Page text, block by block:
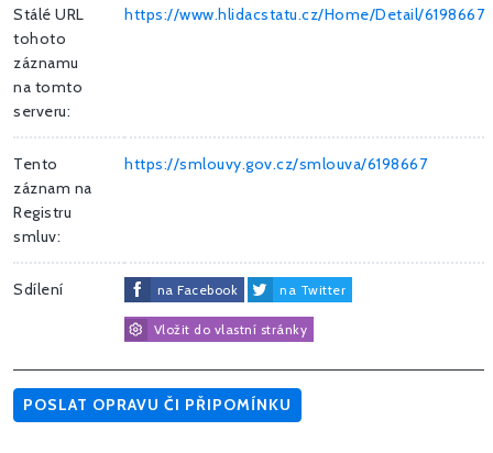
Stálé URL
tohoto
záznamu
na tomto
serveru:
https://www.hlidacstatu.cz/Home/Detail/6198667
Tento
záznam na
Registru
smluv:
https://smlouvy.gov.cz/smlouva/6198667
Sdílení na Facebook na Twitter
Vložit do vlastní stránky
POSLAT OPRAVU ČI PŘIPOMÍNKU